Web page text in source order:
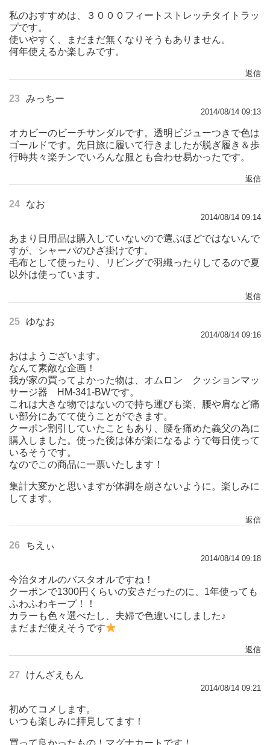
私のおすすめは、３０００フィートストレッチタイトラッ
プです。
使いやすく、まだまだ無くなりそうもありません。
何年使えるか楽しみです。
返信
23 みっちー
2014/08/14 09:13
オカビーのビーチサンダルです。透明ビジューつきで色は
ゴールドです。先日旅に履いて行きましたが脱ぎ履き＆歩
行時共々楽チンでいろんな服とも合わせ易かったです。
返信
24 なお
2014/08/14 09:14
あまり日用品は購入していないので選ぶほどではないんで
すが、シャーパのひざ掛けです。
毛布として使ったり、リビングで羽織ったりしてるので夏
以外は使っています。
返信
25 ゆなお
2014/08/14 09:16
おはようございます。
なんて素敵な企画！
我が家の買ってよかった物は、オムロン クッションマッ
サージ器 HM-341-BWです。
これは大きな物ではないので持ち運びも楽、腰や肩など痛
い部分にあてて使うことができます。
クーポン割引していたこともあり、腰を痛めた義父の為に
購入しました。使った後は体が楽になるようで毎日使って
いるそうです。
なのでこの商品に一票いたします！
集計大変かと思いますが体調を崩さないように。楽しみに
してます。
返信
26 ちえぃ
2014/08/14 09:18
今治タオルのバスタオルですね！
クーポンで1300円くらいの安さだったのに、1年使っても
ふわふわキープ！！
カラーも色々選べたし、夫婦で色違いにしました♪
まだまだ使えそうです
返信
27 けんざえもん
2014/08/14 09:21
初めてコメします。
いつも楽しみに拝見してます！